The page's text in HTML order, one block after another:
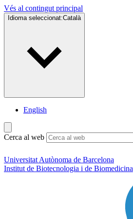
Vés al contingut principal
Idioma seleccionat:Català
English
Cerca al web
Universitat Autònoma de Barcelona
Institut de Biotecnologia i de Biomedicina